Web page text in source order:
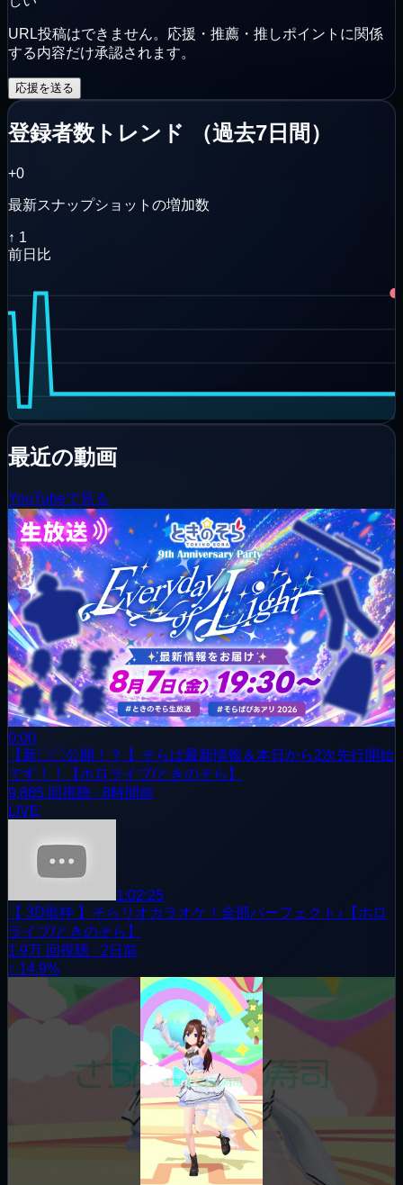
URL投稿はできません。応援・推薦・推しポイントに関係
する内容だけ承認されます。
応援を送る
登録者数トレンド （過去7日間 ）
+0
最新スナップショットの増加数
↑ 1
前日比
最近の動画
YouTubeで見る
0:00
【新〇〇公開！？ 】そらぱ最新情報＆本日から2次先行開始
です！！【ホロライブ/ときのそら】
9,885 回視聴 · 8時間前
LIVE
1:02:25
【 3D歌枠 】そらリオカラオケ！全部パーフェクト♪【ホロ
ライブ/ときのそら】
1.9万 回視聴 · 2日前
↑ 14.9%